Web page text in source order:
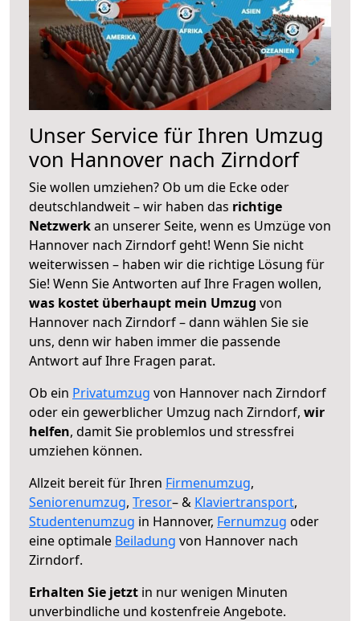
Unser Service für Ihren Umzug
von Hannover nach Zirndorf
Sie wollen umziehen? Ob um die Ecke oder
deutschlandweit – wir haben das richtige
Netzwerkan unserer Seite, wenn es Umzüge von
Hannover nach Zirndorf geht! Wenn Sie nicht
weiterwissen – haben wir die richtige Lösung für
Sie! Wenn Sie Antworten auf Ihre Fragen wollen,
was kostet überhaupt mein Umzug von
Hannover nach Zirndorf – dann wählen Sie sie
uns, denn wir haben immer die passende
Antwort auf Ihre Fragen parat.
Ob ein Privatumzug von Hannover nach Zirndorf
oder ein gewerblicher Umzug nach Zirndorf, wir
helfen, damit Sie problemlos und stressfrei
umziehen können.
Allzeit bereit für Ihren Firmenumzug,
Seniorenumzug, Tresor– & Klaviertransport,
Studentenumzug in Hannover, Fernumzug oder
eine optimale Beiladung von Hannover nach
Zirndorf.
Erhalten Sie jetzt in nur wenigen Minuten
unverbindliche und kostenfreie Angebote.